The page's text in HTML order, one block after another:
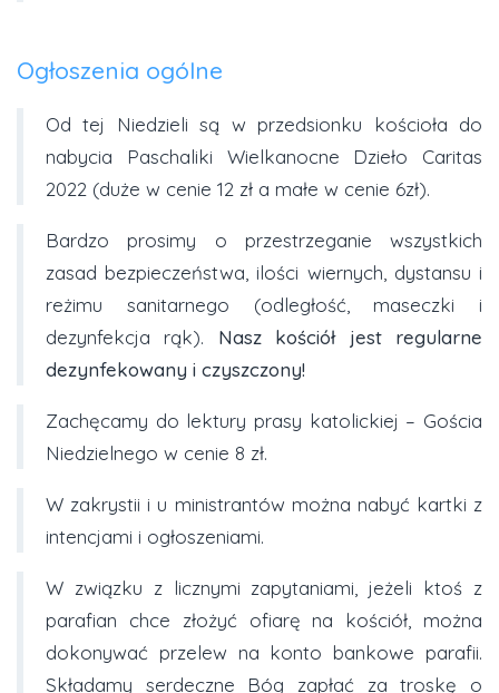
Ogłoszenia ogólne
Od tej Niedzieli są w przedsionku kościoła do
nabycia Paschaliki Wielkanocne Dzieło Caritas
2022 (duże w cenie 12 zł a małe w cenie 6zł).
Bardzo prosimy o przestrzeganie wszystkich
zasad bezpieczeństwa, ilości wiernych, dystansu i
reżimu sanitarnego (odległość, maseczki i
dezynfekcja rąk). Nasz kościół jest regularne
dezynfekowany i czyszczony!
Zachęcamy do lektury prasy katolickiej – Gościa
Niedzielnego w cenie 8 zł.
W zakrystii i u ministrantów można nabyć kartki z
intencjami i ogłoszeniami.
W związku z licznymi zapytaniami, jeżeli ktoś z
parafian chce złożyć ofiarę na kościół, można
dokonywać przelew na konto bankowe parafii.
Składamy serdeczne Bóg zapłać za troskę o